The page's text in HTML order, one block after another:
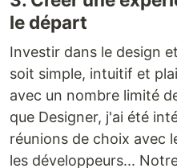
le départ
Investir dans le design
soit simple, intuitif et
avec un nombre limité
que Designer, j'ai été
réunions de choix avec
les développeurs...